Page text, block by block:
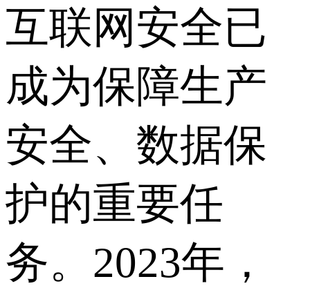
互联网安全已
成为保障生产
安全、数据保
护的重要任
务。2023年，